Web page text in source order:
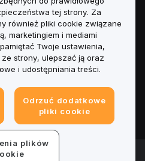
prawa zastrzeżone.
tej strony. Za
również pliki cookie związane
marketingiem i mediami
Twoje ustawienia,
strony, ulepszać ją oraz
i udostępniania treści.
Odrzuć dodatkowe
pliki cookie
plików